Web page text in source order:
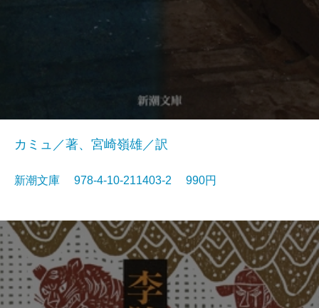
カミュ／著、宮崎嶺雄／訳
新潮文庫 978-4-10-211403-2 990円